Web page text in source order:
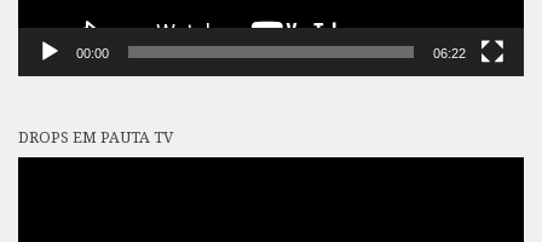
00:00 06:22
DROPS EM PAUTA TV